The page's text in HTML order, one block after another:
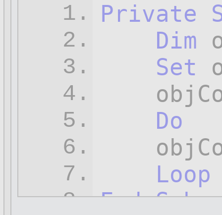
1.
2.
3.
4.
5.
6.
7.
8.
Private
Dim
Set
Do
Loop
End Sub